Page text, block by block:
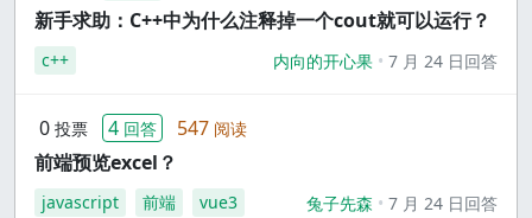
新手求助：C++中为什么注释掉一个cout就可以运行？
c++ 内向的开心果 7 月 24 日回答
0 投票 4 回答 547 阅读
前端预览excel？
javascript 前端 vue3 兔子先森 7 月 24 日回答